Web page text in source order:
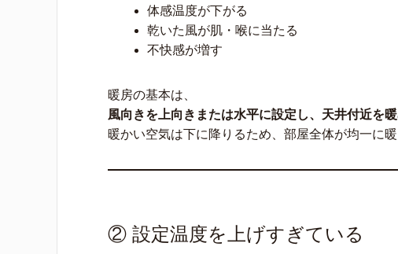
体感温度が下がる
乾いた風が肌・喉に当たる
不快感が増す
暖房の基本は、
風向きを上向きまたは水平に設定し、天井付近を
暖かい空気は下に降りるため、部屋全体が均一に暖
② 設定温度を上げすぎている